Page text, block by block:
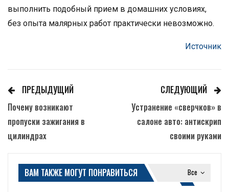
выполнить подобный прием в домашних условиях,
без опыта малярных работ практически невозможно.
Источник
ПРЕДЫДУЩИЙ
Почему возникают
пропуски зажигания в
цилиндрах
СЛЕДУЮЩИЙ
Устранение «сверчков» в
салоне авто: антискрип
своими руками
Все
ВАМ ТАКЖЕ МОГУТ ПОНРАВИТЬСЯ